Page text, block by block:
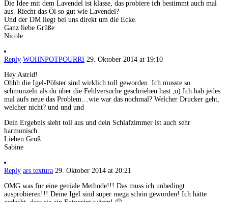
Die Idee mit dem Lavendel ist klasse, das probiere ich bestimmt auch mal
aus. Riecht das Öl so gut wie Lavendel?
Und der DM liegt bei uns direkt um die Ecke.
Ganz liebe Grüße
Nicole
Reply WOHNPOTPOURRI 29. Oktober 2014 at 19:10
Hey Astrid!
Ohhh die Igel-Pölster sind wirklich toll geworden. Ich musste so
schmunzeln als du über die Fehlversuche geschrieben hast ;o) Ich hab jedes
mal aufs neue das Problem…wie war das nochmal? Welcher Drucker geht,
welcher nicht? und und und
Dein Ergebnis sieht toll aus und dein Schlafzimmer ist auch sehr
harmonisch.
Lieben Gruß
Sabine
Reply ars textura 29. Oktober 2014 at 20:21
OMG was für eine geniale Methode!!! Das muss ich unbedingt
ausprobieren!!! Deine Igel sind super mega schön geworden! Ich hätte